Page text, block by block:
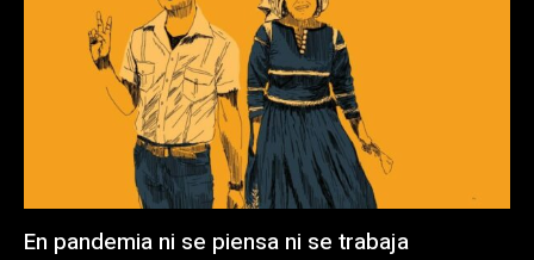
En pandemia ni se piensa ni se trabaja